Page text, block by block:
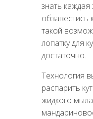
знать
обзавестись
такой
лопатку для
достаточно.
Технология
распарить
жидкого